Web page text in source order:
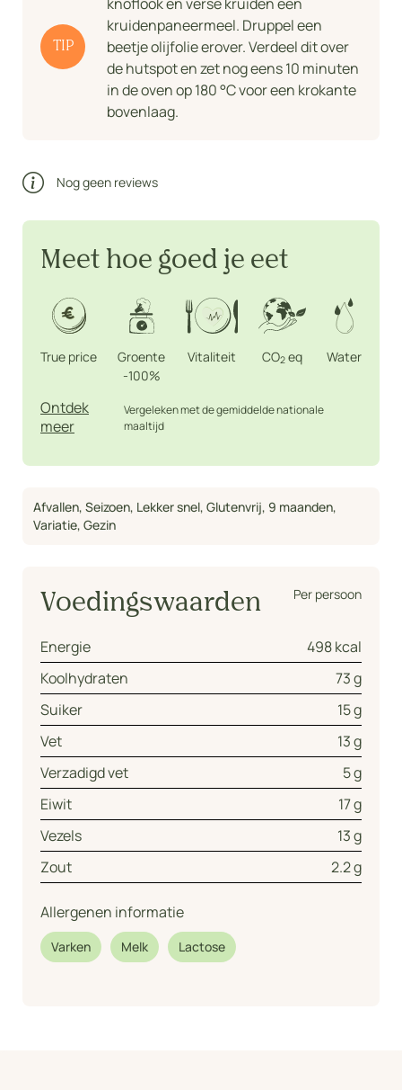
TIP
kruidenpaneermeel. Druppel een
beetje olijfolie erover. Verdeel dit over
de hutspot en zet nog eens 10 minuten
in de oven op 180 °C voor een krokante
bovenlaag.
Nog geen reviews
Meet hoe goed je eet
True price
Groente
-100%
Vitaliteit CO2 eq Water
Ontdek
meer
Vergeleken met de gemiddelde nationale
maaltijd
Afvallen, Seizoen, Lekker snel, Glutenvrij, 9 maanden,
Variatie, Gezin
Voedingswaarden Per persoon
Energie
498 kcal
Koolhydraten
73 g
Suiker
15 g
Vet
13 g
Verzadigd vet
5 g
Eiwit
17 g
Vezels
13 g
Zout
2.2 g
Allergenen informatie
Varken Melk Lactose